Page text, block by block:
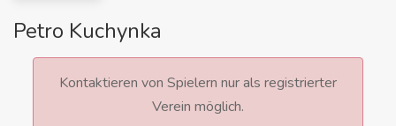
Petro Kuchynka
Kontaktieren von Spielern nur als registrierter
Verein möglich.